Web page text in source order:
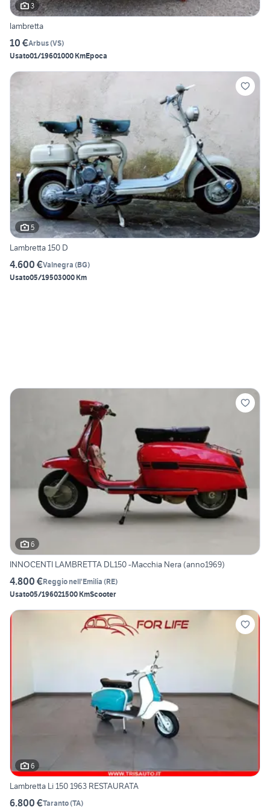
3
lambretta
10 €Arbus(VS)
Usato01/19601000 KmEpoca
5
Lambretta 150 D
4.600 €Valnegra (BG)
Usato05/19503000 Km
6
INNOCENTI LAMBRETTA DL150 -Macchia Nera (anno1969)
4.800 €Reggio nell'Emilia (RE)
Usato05/196021500 KmScooter
6
Lambretta Li 150 1963 RESTAURATA
6.800 €Taranto(TA)